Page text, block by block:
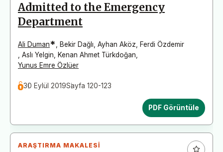
Admitted to the Emergency
Department
Ali Duman* Bekir Dağlı Ayhan Aköz
Ferdi Özdemir
Aslı Yelgin Kenan Ahmet Türkdoğan
Yunus Emre Özlüer
30 Eylül 2019Sayfa 120-123
PDF Görüntüle
ARAŞTIRMA MAKALESI